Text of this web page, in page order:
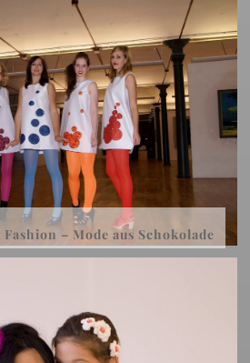
Fashion – Mode aus Schokolade